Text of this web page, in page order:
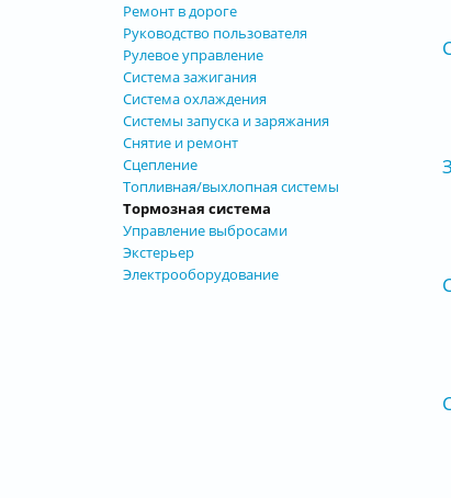
Ремонт в дороге
Руководство пользователя
Рулевое управление
Система зажигания
Система охлаждения
Системы запуска и заряжания
Снятие и ремонт
Сцепление
Топливная/выхлопная системы
Тормозная система
Управление выбросами
Экстерьер
Электрооборудование